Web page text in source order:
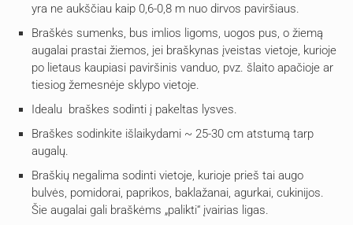
yra ne aukščiau kaip 0,6-0,8 m nuo dirvos paviršiaus.
Braškės sumenks, bus imlios ligoms, uogos pus, o žiemą
augalai prastai žiemos, jei braškynas įveistas vietoje, kurioje
po lietaus kaupiasi paviršinis vanduo, pvz. šlaito apačioje ar
tiesiog žemesnėje sklypo vietoje.
Idealu braškes sodinti į pakeltas lysves.
Braškes sodinkite išlaikydami ~ 25-30 cm atstumą tarp
augalų.
Braškių negalima sodinti vietoje, kurioje prieš tai augo
bulvės, pomidorai, paprikos, baklažanai, agurkai, cukinijos.
Šie augalai gali braškėms „palikti“ įvairias ligas.